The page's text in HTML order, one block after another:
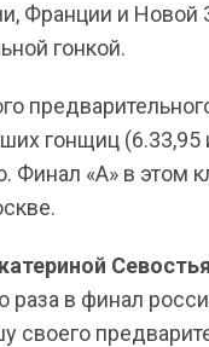
Франции и Новой
гонкой.
гонщиц (6.33,95
Финал «А» в этом
раза в финал
своего